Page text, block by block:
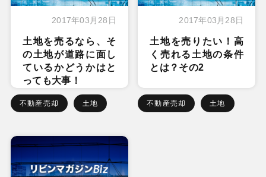
2017年03月28日
土地を売るなら、そ
の土地が道路に面し
ているかどうかはと
っても大事！
不動産売却 土地
2017年03月28日
土地を売りたい！高
く売れる土地の条件
とは？その2
不動産売却 土地